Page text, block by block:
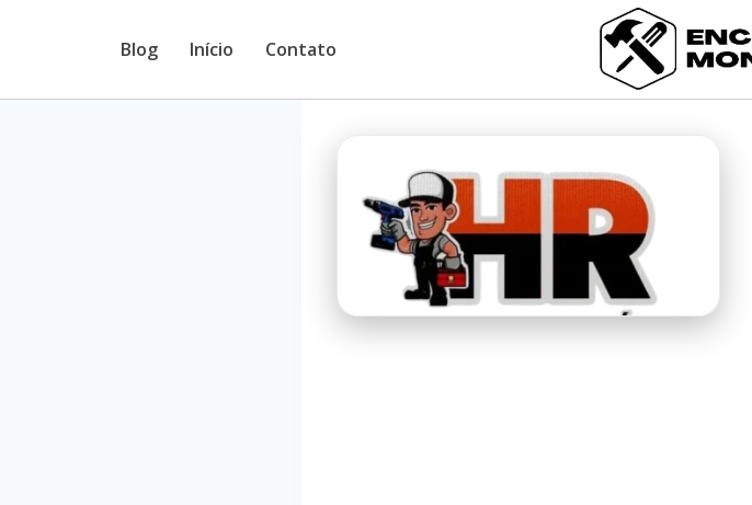
Blog Início Contato